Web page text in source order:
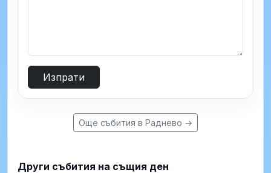
Изпрати
Още събития в Раднево →
Други събития на същия ден